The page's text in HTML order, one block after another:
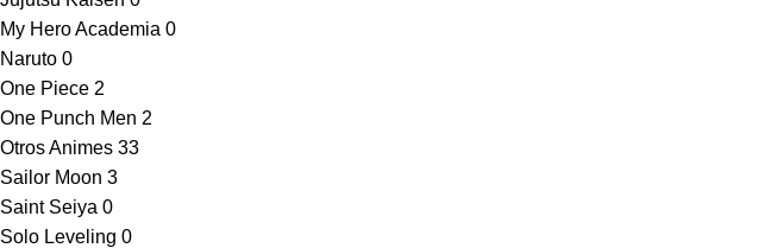
My Hero Academia 0
Naruto 0
One Piece 2
One Punch Men 2
Otros Animes 33
Sailor Moon 3
Saint Seiya 0
Solo Leveling 0